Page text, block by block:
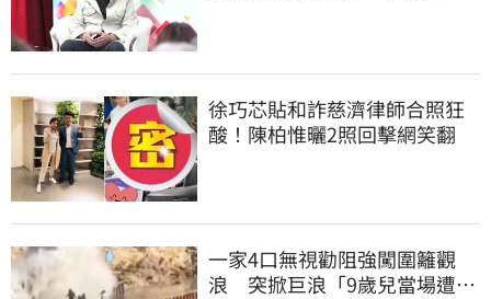
徐巧芯貼和詐慈濟律師合照狂
酸！陳柏惟曬2照回擊網笑翻
一家4口無視勸阻強闖圍籬觀
浪 突掀巨浪「9歲兒當場遭捲